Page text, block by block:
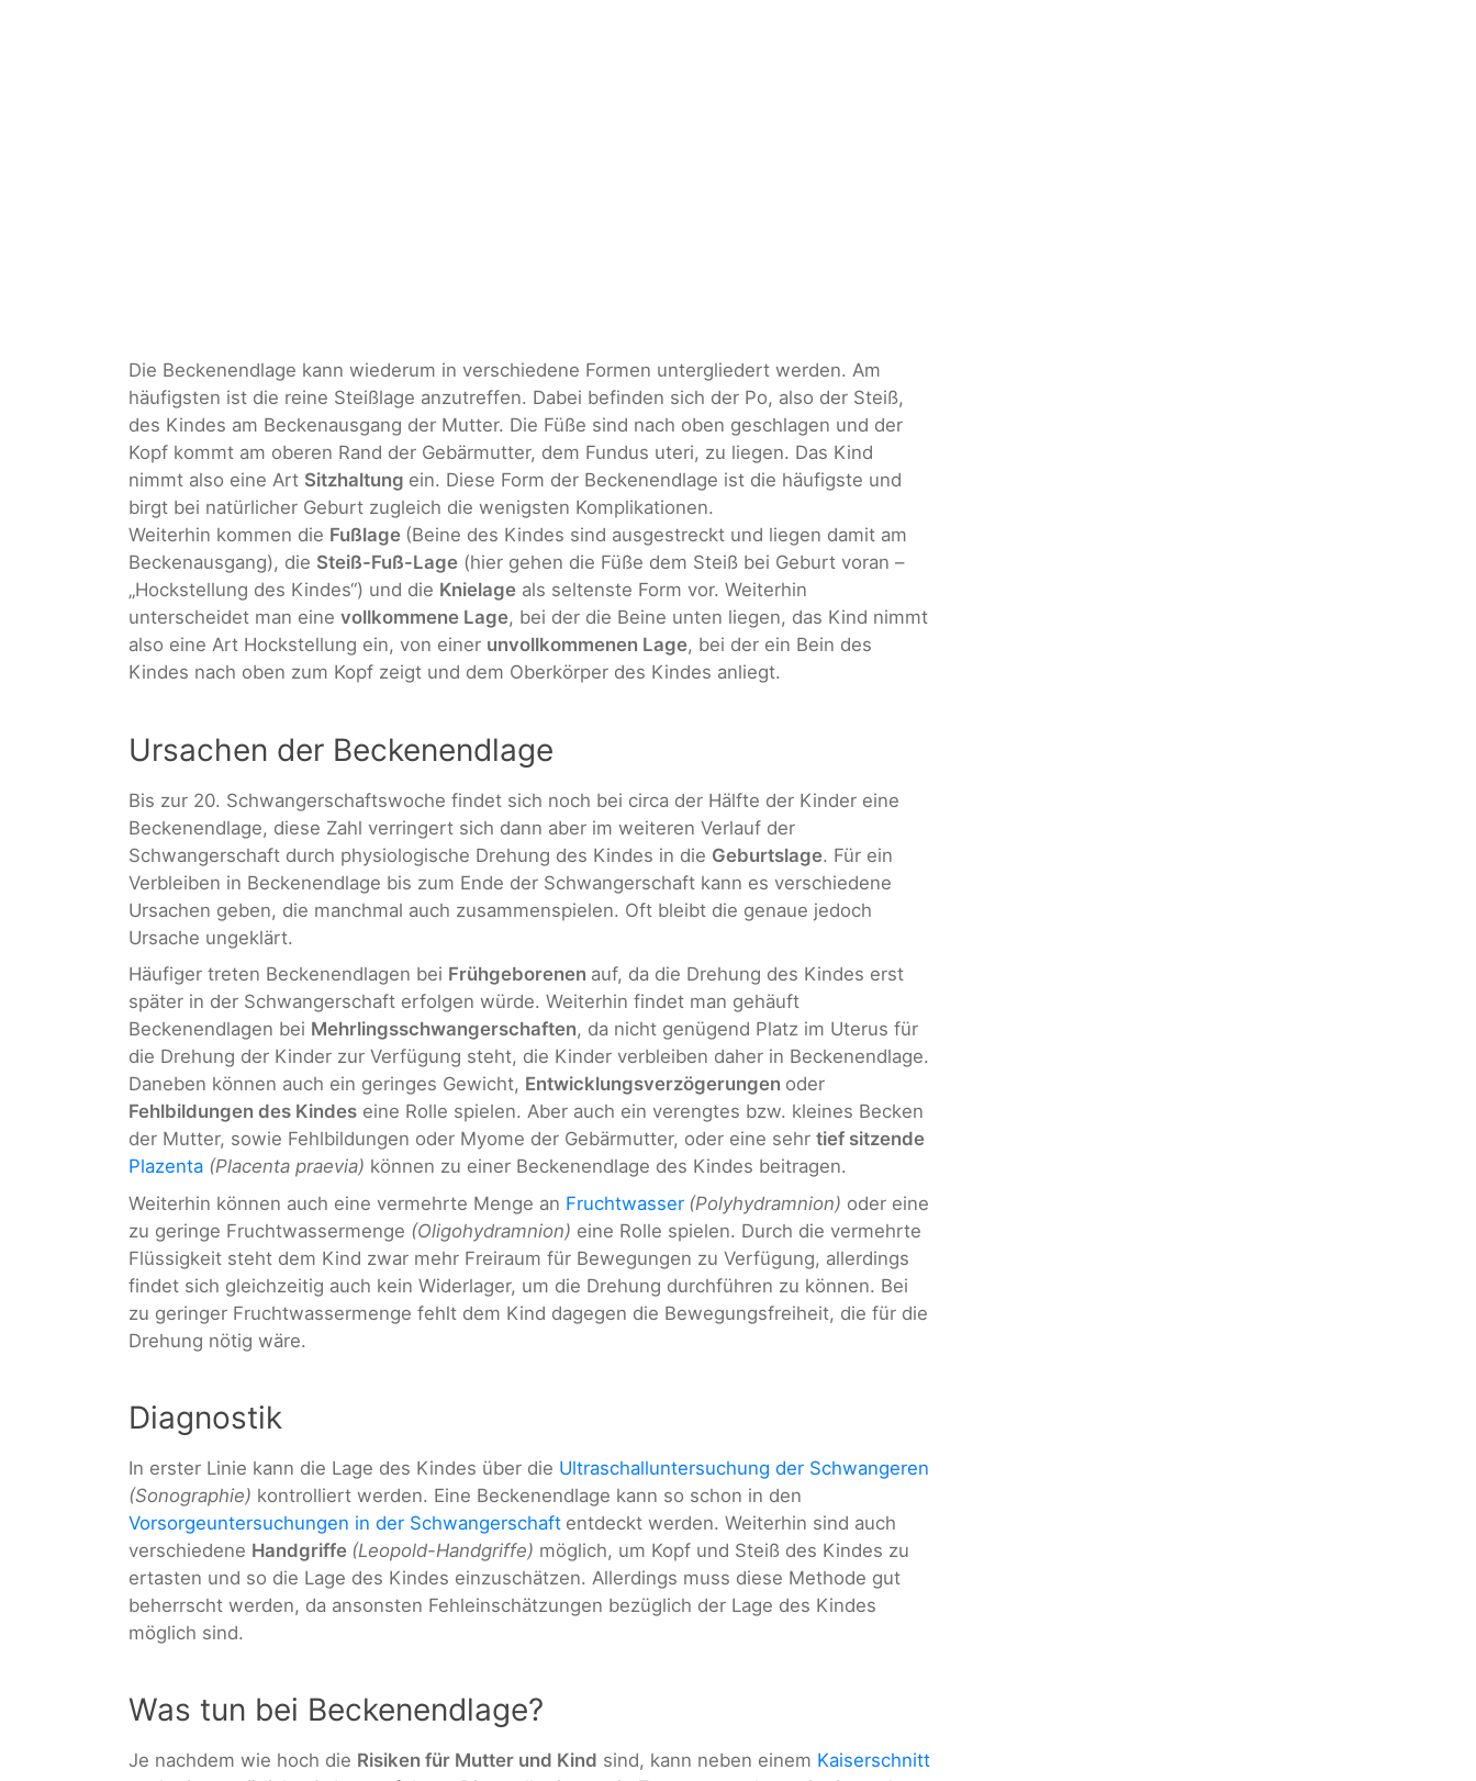
Die Beckenendlage kann wiederum in verschiedene Formen untergliedert werden. Am
häufigsten ist die reine Steißlage anzutreffen. Dabei befinden sich der Po, also der Steiß,
des Kindes am Beckenausgang der Mutter. Die Füße sind nach oben geschlagen und der
Kopf kommt am oberen Rand der Gebärmutter, dem Fundus uteri, zu liegen. Das Kind
nimmt also eine Art Sitzhaltung ein. Diese Form der Beckenendlage ist die häufigste und
birgt bei natürlicher Geburt zugleich die wenigsten Komplikationen.
Weiterhin kommen die Fußlage (Beine des Kindes sind ausgestreckt und liegen damit am
Beckenausgang), die Steiß-Fuß-Lage (hier gehen die Füße dem Steiß bei Geburt voran –
„Hockstellung des Kindes“) und die Knielage als seltenste Form vor. Weiterhin
unterscheidet man eine vollkommene Lage, bei der die Beine unten liegen, das Kind nimmt
also eine Art Hockstellung ein, von einer unvollkommenen Lage, bei der ein Bein des
Kindes nach oben zum Kopf zeigt und dem Oberkörper des Kindes anliegt.
Ursachen der Beckenendlage
Bis zur 20. Schwangerschaftswoche findet sich noch bei circa der Hälfte der Kinder eine
Beckenendlage, diese Zahl verringert sich dann aber im weiteren Verlauf der
Schwangerschaft durch physiologische Drehung des Kindes in die Geburtslage. Für ein
Verbleiben in Beckenendlage bis zum Ende der Schwangerschaft kann es verschiedene
Ursachen geben, die manchmal auch zusammenspielen. Oft bleibt die genaue jedoch
Ursache ungeklärt.
Häufiger treten Beckenendlagen bei Frühgeborenen auf, da die Drehung des Kindes erst
später in der Schwangerschaft erfolgen würde. Weiterhin findet man gehäuft
Beckenendlagen bei Mehrlingsschwangerschaften, da nicht genügend Platz im Uterus für
die Drehung der Kinder zur Verfügung steht, die Kinder verbleiben daher in Beckenendlage.
Daneben können auch ein geringes Gewicht, Entwicklungsverzögerungen oder
Fehlbildungen des Kindes eine Rolle spielen. Aber auch ein verengtes bzw. kleines Becken
der Mutter, sowie Fehlbildungen oder Myome der Gebärmutter, oder eine sehr tief sitzende
Plazenta (Placenta praevia) können zu einer Beckenendlage des Kindes beitragen.
Weiterhin können auch eine vermehrte Menge an Fruchtwasser (Polyhydramnion) oder eine
zu geringe Fruchtwassermenge (Oligohydramnion) eine Rolle spielen. Durch die vermehrte
Flüssigkeit steht dem Kind zwar mehr Freiraum für Bewegungen zu Verfügung, allerdings
findet sich gleichzeitig auch kein Widerlager, um die Drehung durchführen zu können. Bei
zu geringer Fruchtwassermenge fehlt dem Kind dagegen die Bewegungsfreiheit, die für die
Drehung nötig wäre.
Diagnostik
In erster Linie kann die Lage des Kindes über die Ultraschalluntersuchung der Schwangeren
(Sonographie) kontrolliert werden. Eine Beckenendlage kann so schon in den
Vorsorgeuntersuchungen in der Schwangerschaft entdeckt werden. Weiterhin sind auch
verschiedene Handgriffe (Leopold-Handgriffe) möglich, um Kopf und Steiß des Kindes zu
ertasten und so die Lage des Kindes einzuschätzen. Allerdings muss diese Methode gut
beherrscht werden, da ansonsten Fehleinschätzungen bezüglich der Lage des Kindes
möglich sind.
Was tun bei Beckenendlage?
Je nachdem wie hoch die Risiken für Mutter und Kind sind, kann neben einem Kaiserschnitt